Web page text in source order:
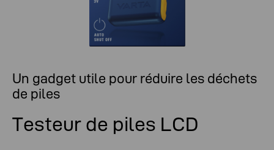
Un gadget utile pour réduire les déchets
de piles
Testeur de piles LCD